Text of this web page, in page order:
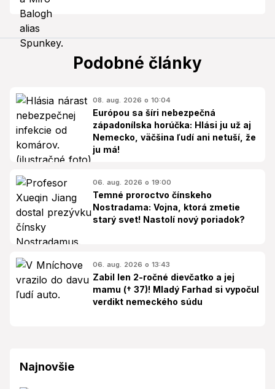
Podobné články
08. aug. 2026 o 10:04
Európou sa šíri nebezpečná
západonílska horúčka: Hlási ju už aj
Nemecko, väčšina ľudí ani netuší, že
ju má!
06. aug. 2026 o 19:00
Temné proroctvo čínskeho
Nostradama: Vojna, ktorá zmetie
starý svet! Nastolí nový poriadok?
06. aug. 2026 o 13:43
Zabil len 2-ročné dievčatko a jej
mamu († 37)! Mladý Farhad si vypočul
verdikt nemeckého súdu
Najnovšie